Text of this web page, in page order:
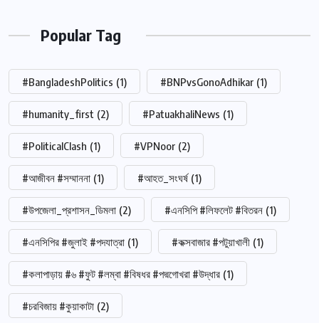
Popular Tag
#BangladeshPolitics (1) #BNPvsGonoAdhikar (1)
#humanity_first (2) #PatuakhaliNews (1)
#PoliticalClash (1) #VPNoor (2)
#আজীবন #সম্মাননা (1) #আহত_সংঘর্ষ (1)
#উপজেলা_প্রশাসন_ডিমলা (2) #এনসিপি #লিফলেট #বিতরন (1)
#এনসিপির #জুলাই #পদযাত্রা (1) #কক্সবাজার #পটুয়াখালী (1)
#কলাপাড়ায় #৬ #ফুট #লম্বা #বিষধর #পদ্মগোখরা #উদ্ধার (1)
#চরবিজায় #কুয়াকাটা (2)